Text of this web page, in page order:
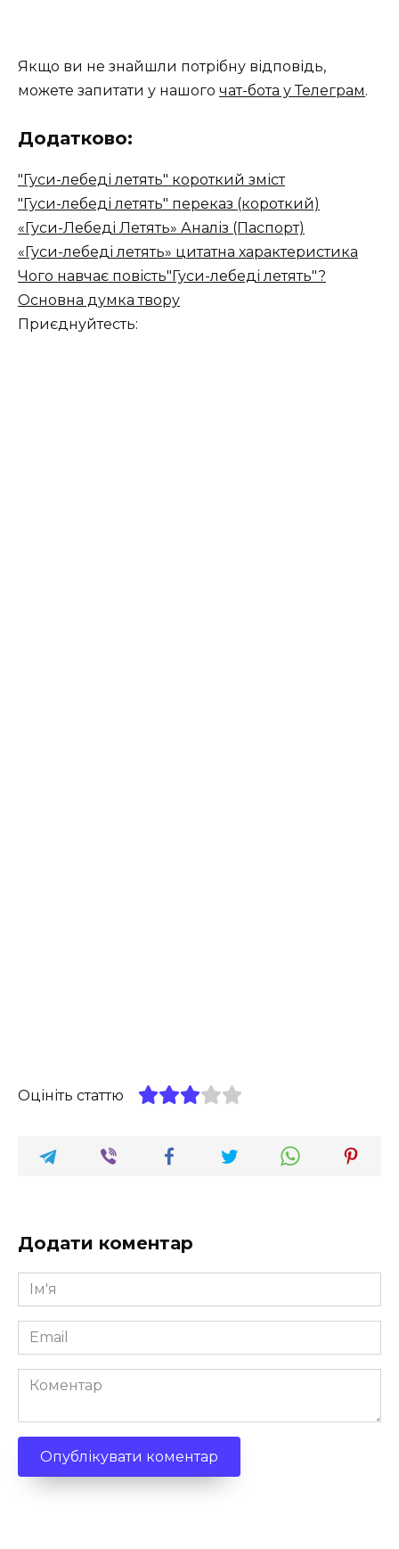
Якщо ви не знайшли потрібну відповідь,
можете запитати у нашого чат-бота у Телеграм.
Додатково:
"Гуси-лебеді летять" короткий зміст
"Гуси-лебеді летять" переказ (короткий)
«Гуси-Лебеді Летять» Аналіз (Паспорт)
«Гуси-лебеді летять» цитатна характеристика
Чого навчає повість"Гуси-лебеді летять"?
Основна думка твору
Приєднуйтесть:
Оцініть статтю
Додати коментар
Ім'я
*
Email
*
Коментар